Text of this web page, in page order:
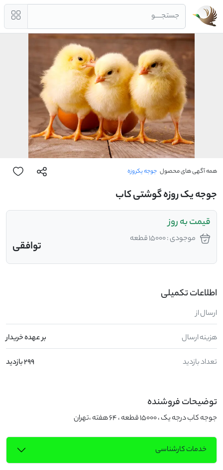
جستجــــو
همه آگهی های محصول جوجه یکروزه
جوجه یک روزه گوشتی کاب
قیمت به روز
موجودی : 15000 قطعه توافقی
اطلاعات تکمیلی
ارسال از
هزینه ارسال بر عهده خریدار
تعداد بازدید 299 بازدید
توضیحات فروشنده
جوجه کاب درجه یک ، 15000 قطعه ، 64 هفته ،تهران
خدمات کارشناسی